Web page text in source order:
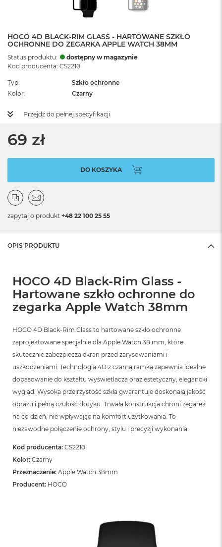
HOCO 4D BLACK-RIM GLASS - HARTOWANE SZKŁO
OCHRONNE DO ZEGARKA APPLE WATCH 38MM
Status produktu:
dostępny w magazynie
Kod producenta: CS2210
Typ
Szkło ochronne
Kolor
Czarny
Przejdź do pełnej specyfikacji
69 zł
DO KOSZYKA
zapytaj o produkt +48 22 100 25 55
OPIS PRODUKTU
HOCO 4D Black-Rim Glass -
Hartowane szkło ochronne do
zegarka Apple Watch 38mm
HOCO 4D Black-Rim Glass to hartowane szkło ochronne
zaprojektowane specjalnie dla Apple Watch 38 mm, które
skutecznie zabezpiecza ekran przed zarysowaniami i
uszkodzeniami. Technologia 4D z czarną ramką zapewnia idealne
dopasowanie do kształtu wyświetlacza oraz estetyczny, elegancki
wygląd. Wysoka przejrzystość szkła gwarantuje doskonałą jakość
obrazu i pełną czułość dotyku. Trwała konstrukcja chroni zegarek
na co dzień, nie wpływając na komfort użytkowania. To
niezawodne połączenie ochrony, stylu i precyzji wykonania.
Kod producenta: CS2210
Kolor: Czarny
Przeznaczenie: Apple Watch 38mm
Producent: HOCO